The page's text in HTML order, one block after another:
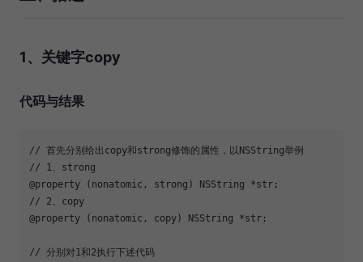
1、关键字copy
代码与结果
// 首先分别给出copy和strong修饰的属性，以NSString举例
// 1、strong
@property (nonatomic, strong) NSString *str;
// 2、copy
@property (nonatomic, copy) NSString *str;
// 分别对1和2执行下述代码